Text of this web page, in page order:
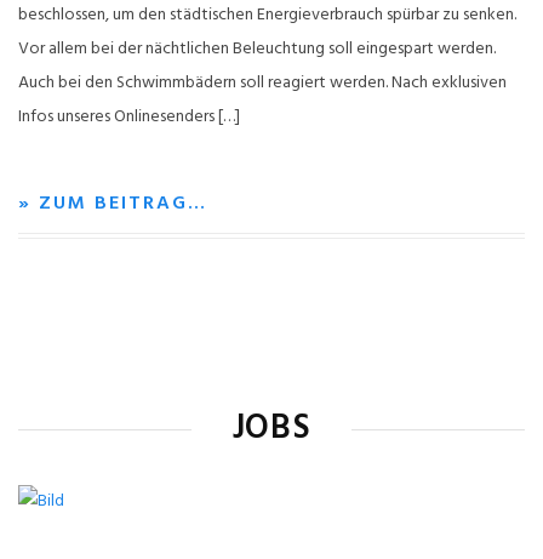
beschlossen, um den städtischen Energieverbrauch spürbar zu senken.
Vor allem bei der nächtlichen Beleuchtung soll eingespart werden.
Auch bei den Schwimmbädern soll reagiert werden. Nach exklusiven
Infos unseres Onlinesenders […]
» ZUM BEITRAG…
JOBS